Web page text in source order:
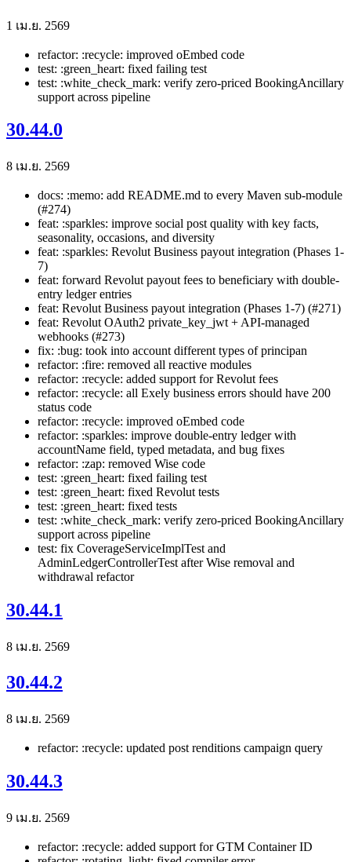
1 เม.ย. 2569
refactor: :recycle: improved oEmbed code
test: :green_heart: fixed failing test
test: :white_check_mark: verify zero-priced BookingAncillary
support across pipeline
30.44.0
8 เม.ย. 2569
docs: :memo: add README.md to every Maven sub-module
(#274)
feat: :sparkles: improve social post quality with key facts,
seasonality, occasions, and diversity
feat: :sparkles: Revolut Business payout integration (Phases 1-
7)
feat: forward Revolut payout fees to beneficiary with double-
entry ledger entries
feat: Revolut Business payout integration (Phases 1-7) (#271)
feat: Revolut OAuth2 private_key_jwt + API-managed
webhooks (#273)
fix: :bug: took into account different types of principan
refactor: :fire: removed all reactive modules
refactor: :recycle: added support for Revolut fees
refactor: :recycle: all Exely business errors should have 200
status code
refactor: :recycle: improved oEmbed code
refactor: :sparkles: improve double-entry ledger with
accountName field, typed metadata, and bug fixes
refactor: :zap: removed Wise code
test: :green_heart: fixed failing test
test: :green_heart: fixed Revolut tests
test: :green_heart: fixed tests
test: :white_check_mark: verify zero-priced BookingAncillary
support across pipeline
test: fix CoverageServiceImplTest and
AdminLedgerControllerTest after Wise removal and
withdrawal refactor
30.44.1
8 เม.ย. 2569
30.44.2
8 เม.ย. 2569
refactor: :recycle: updated post renditions campaign query
30.44.3
9 เม.ย. 2569
refactor: :recycle: added support for GTM Container ID